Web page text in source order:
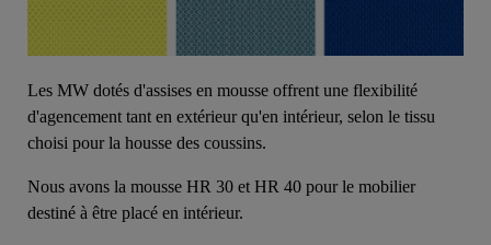
Les MW dotés d'assises en mousse offrent une flexibilité
d'agencement tant en extérieur qu'en intérieur, selon le tissu
choisi pour la housse des coussins.
Nous avons la mousse HR 30 et HR 40 pour le mobilier
destiné à être placé en intérieur.